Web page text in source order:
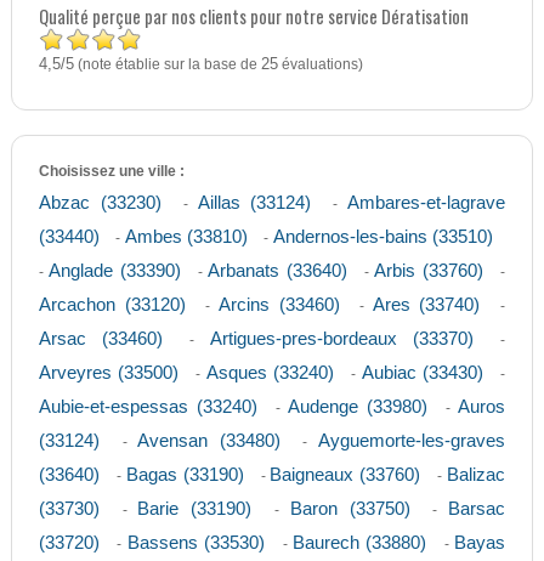
Qualité perçue par nos clients pour notre service Dératisation
4,5/5(note établie sur la base de 25évaluations)
Choisissez une ville :
Abzac (33230) - Aillas (33124) -Ambares-et-lagrave
(33440)
- Ambes (33810) - Andernos-les-bains (33510)
-Anglade (33390) -Arbanats (33640) -Arbis (33760) -
Arcachon (33120) - Arcins (33460) - Ares (33740) -
Arsac (33460) - Artigues-pres-bordeaux (33370) -
Arveyres (33500) - Asques (33240) - Aubiac (33430) -
Aubie-et-espessas (33240) - Audenge (33980) -Auros
(33124)
-Avensan (33480) -Ayguemorte-les-graves
(33640)
- Bagas (33190) - Baigneaux (33760) - Balizac
(33730)
- Barie (33190) - Baron (33750) -
Barsac
(33720)
- Bassens (33530) - Baurech (33880) - Bayas